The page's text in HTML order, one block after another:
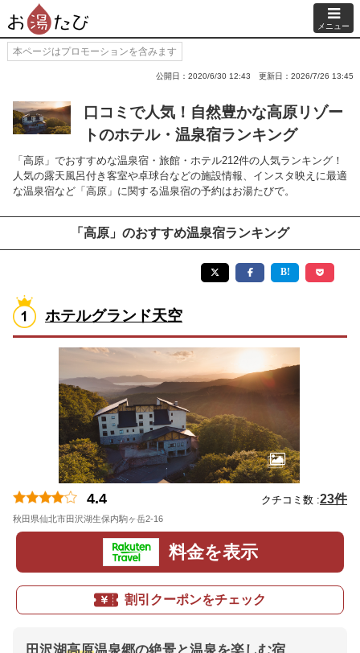
メニュー
本ページはプロモーションを含みます
公開日：2020/6/30 12:43 更新日：2026/7/26 13:45
口コミで人気！自然豊かな高原リゾー
トのホテル・温泉宿ランキング
「高原」でおすすめな温泉宿・旅館・ホテル212件の人気ランキング！
人気の露天風呂付き客室や卓球台などの施設情報、インスタ映えに最適
な温泉宿など「高原」に関する温泉宿の予約はお湯たびで。
「高原」のおすすめ温泉宿ランキング
ホテルグランド天空
4.4 クチコミ数 :23件
秋田県仙北市田沢湖生保内駒ヶ岳2-16
料金を表示
割引クーポンをチェック
田沢湖高原温泉郷の絶景と温泉を楽しむ宿